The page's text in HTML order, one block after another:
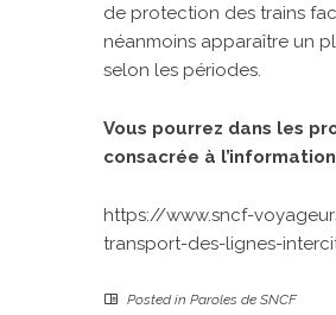
de protection des trains
néanmoins apparaître un
selon les périodes.
Vous pourrez dans les
consacrée à
https://www.sncf-
transport-des-lignes-
Posted in Paroles de SNCF